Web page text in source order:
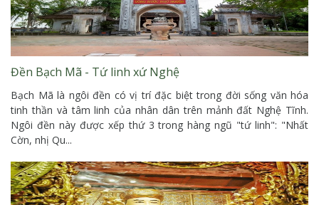
Đền Bạch Mã - Tứ linh xứ Nghệ
Bạch Mã là ngôi đền có vị trí đặc biệt trong đời sống văn hóa
tinh thần và tâm linh của nhân dân trên mảnh đất Nghệ Tĩnh.
Ngôi đền này được xếp thứ 3 trong hàng ngũ "tứ linh": "Nhất
Cờn, nhị Qu...